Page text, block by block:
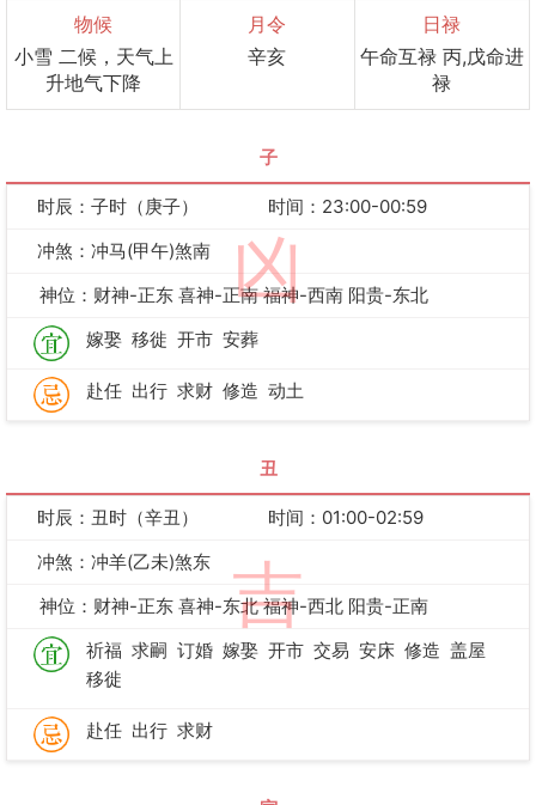
物候
小雪 二候，天气上
升地气下降
月令
辛亥
日禄
午命互禄 丙,戊命进
禄
子
凶
时辰：子时（庚子）
时间：23:00-00:59
冲煞：冲马(甲午)煞南
神位：财神-正东 喜神-正南 福神-西南 阳贵-东北
嫁娶 移徙 开市 安葬
赴任 出行 求财 修造 动土
丑
吉
时辰：丑时（辛丑）
时间：01:00-02:59
冲煞：冲羊(乙未)煞东
神位：财神-正东 喜神-东北 福神-西北 阳贵-正南
祈福 求嗣 订婚 嫁娶 开市 交易 安床 修造 盖屋
移徙
赴任 出行 求财